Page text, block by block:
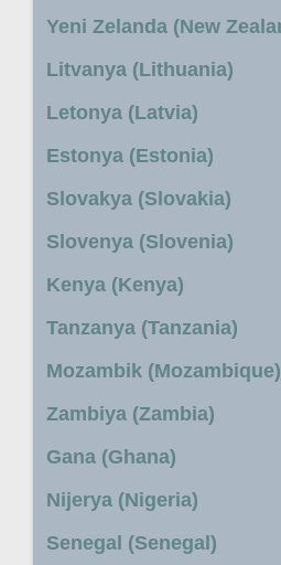
Yeni Zelanda (New
Litvanya (Lithuania)
Letonya (Latvia)
Estonya (Estonia)
Slovakya (Slovakia)
Slovenya (Slovenia)
Kenya (Kenya)
Tanzanya (Tanzania)
Mozambik (Mozambique)
Zambiya (Zambia)
Gana (Ghana)
Nijerya (Nigeria)
Senegal (Senegal)